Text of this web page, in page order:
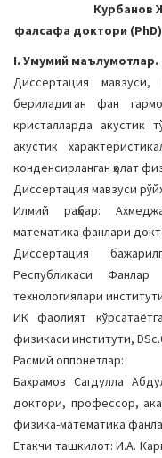
v
g
a
t
i
o
n
Курбанов
фалсафа доктори (PhD)
I. Умумий маълумотлар.
Диссертация
бериладиган фан
кристалларда акустик
акустик
конденсирланган ҳолат
Диссертация мавзуси
Илмий раҳбар:
математика фанлари
Диссертация
Республикаси
технологиялари
ИК фаолият
физикаси институти,
Расмий оппонетлар:
Бахрамов Сагдулла
доктори, профессор,
физика-математика
Етакчи ташкилот: И.А.